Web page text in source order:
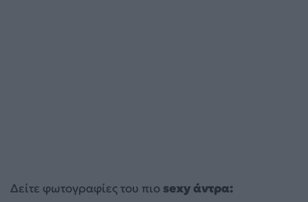
Δείτε φωτογραφίες του πιο sexy άντρα: